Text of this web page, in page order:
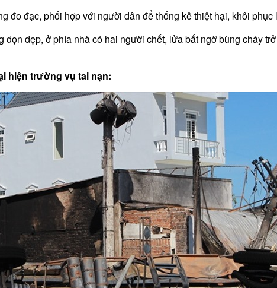
đo đạc, phối hợp với người dân để thống kê thiệt hại, khôi
dẹp, ở phía nhà có hai người chết, lửa bất ngờ bùng cháy
hiện trường vụ tai nạn: